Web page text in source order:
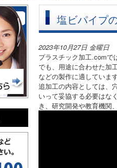
塩ビパイプ
2023年10月27日 金曜日
プラスチック加工.comで
でも、用途に合わせた加
などの製作に適していま
追加工の内容としては、
いって妥協する必要はな
き、研究開発や教育機関